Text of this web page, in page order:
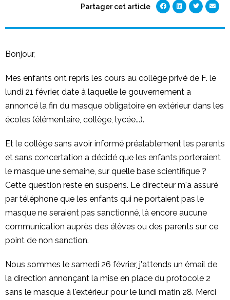
Partager cet article
Bonjour,
Mes enfants ont repris les cours au collège privé de F. le
lundi 21 février, date à laquelle le gouvernement a
annoncé la fin du masque obligatoire en extérieur dans les
écoles (élémentaire, collège, lycée...).
Et le collège sans avoir informé préalablement les parents
et sans concertation a décidé que les enfants porteraient
le masque une semaine, sur quelle base scientifique ?
Cette question reste en suspens. Le directeur m'a assuré
par téléphone que les enfants qui ne portaient pas le
masque ne seraient pas sanctionné, là encore aucune
communication auprès des élèves ou des parents sur ce
point de non sanction.
Nous sommes le samedi 26 février, j'attends un émail de
la direction annonçant la mise en place du protocole 2
sans le masque à l'extérieur pour le lundi matin 28. Merci